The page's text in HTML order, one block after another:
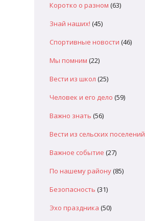
Коротко о разном (63)
Знай наших! (45)
Спортивные новости (46)
Мы помним (22)
Вести из школ (25)
Человек и его дело (59)
Важно знать (56)
Вести из сельских поселений
Важное событие (27)
По нашему району(85)
Безопасность (31)
Эхо праздника (50)